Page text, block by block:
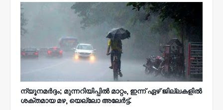
ന്യൂനമര്‍ദ്ദം; മുന്നറിയിപ്പില്‍ മാറ്റം, ഇന്ന് ഏഴ് ജില്ലകളില്‍
ശക്തമായ മഴ, യെല്ലോ അലേര്‍ട്ട്.